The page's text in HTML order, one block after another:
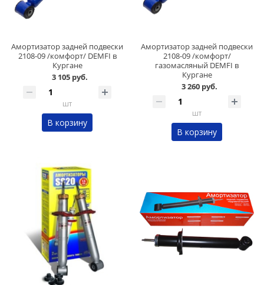
Амортизатор задней подвески
2108-09 /комфорт/ DEMFI в
Кургане
3 105 руб.
шт
В корзину
Амортизатор задней подвески
2108-09 /комфорт/
газомасляный DEMFI в
Кургане
3 260 руб.
шт
В корзину